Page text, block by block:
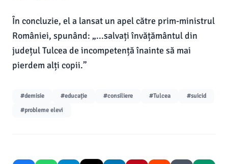
În concluzie, el a lansat un apel către prim-ministrul
României, spunând: „...salvați învățământul din
județul Tulcea de incompetență înainte să mai
pierdem alți copii.”
#demisie #educație #consiliere #Tulcea
#suicid
#probleme elevi